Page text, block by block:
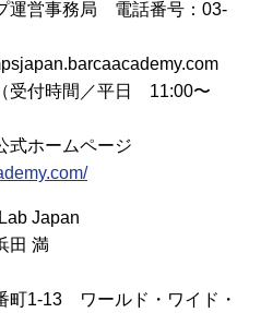
運営事務局 電話番号：03-
受付時間／平日 11:00〜
式ホームページ
Japan
田 満
町1-13 ワールド・ワイド・